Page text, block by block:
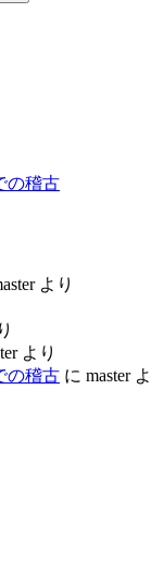
の稽古
より
より
の稽古 に masterよ